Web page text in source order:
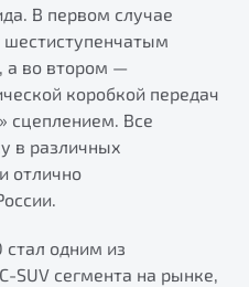
В первом случае
шестиступенчатым
а во втором —
коробкой передач
сцеплением. Все
в различных
отлично
стал одним из
SUV сегмента на рынке,